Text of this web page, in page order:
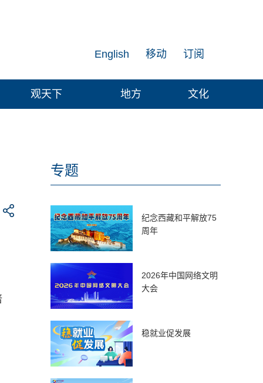
订阅
移动
English
观天下 地方 文化
专题
纪念西藏和平解放75
周年
2026年中国网络文明
大会
稳就业促发展